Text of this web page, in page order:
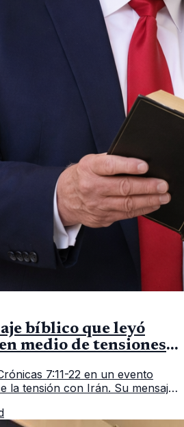
bíblico que leyó
medio de tensiones
7:11-22 en un evento
la tensión con Irán. Su mensaje